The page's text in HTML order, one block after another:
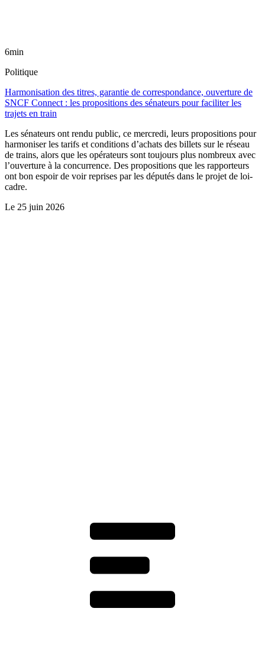
6min
Politique
Harmonisation des titres, garantie de correspondance, ouverture de
SNCF Connect : les propositions des sénateurs pour faciliter les
trajets en train
Les sénateurs ont rendu public, ce mercredi, leurs propositions pour
harmoniser les tarifs et conditions d’achats des billets sur le réseau
de trains, alors que les opérateurs sont toujours plus nombreux avec
l’ouverture à la concurrence. Des propositions que les rapporteurs
ont bon espoir de voir reprises par les députés dans le projet de loi-
cadre.
Le 25 juin 2026